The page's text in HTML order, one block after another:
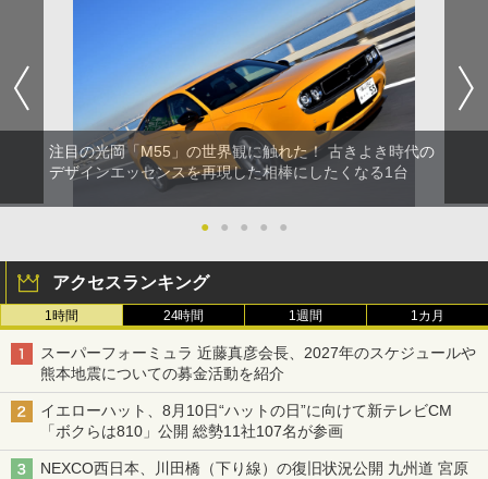
注目の光岡「M55」の世界観に触れた！ 古きよき時代の
デザインエッセンスを再現した相棒にしたくなる1台
● ● ● ● ●
アクセスランキング
1時間 24時間 1週間 1カ月
スーパーフォーミュラ 近藤真彦会長、2027年のスケジュールや
熊本地震についての募金活動を紹介
イエローハット、8月10日“ハットの日”に向けて新テレビCM
「ボクらは810」公開 総勢11社107名が参画
NEXCO西日本、川田橋（下り線）の復旧状況公開 九州道 宮原